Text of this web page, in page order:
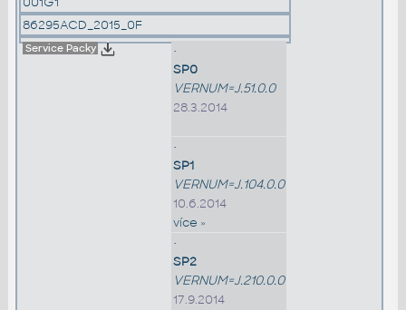
86295ACD_2015_0F
Service Packy
•
SP0
VERNUM=J.51.0.0
28.3.2014
•
SP1
VERNUM=J.104.0.0
10.6.2014
více »
•
SP2
VERNUM=J.210.0.0
17.9.2014